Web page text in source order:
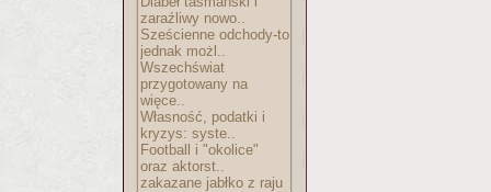
zaraźliwy nowo..
Sześcienne odchody-to
jednak możl..
Wszechświat
przygotowany na
więce..
Własność, podatki i
kryzys: syste..
Football i "okolice"
oraz aktorst..
zakazane jabłko z raju